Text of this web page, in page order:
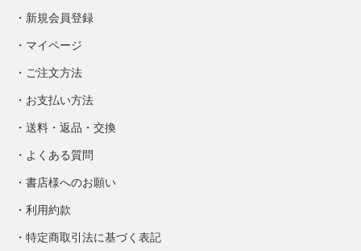
新規会員登録
マイページ
ご注文方法
お支払い方法
送料・返品・交換
よくある質問
書店様へのお願い
利用約款
特定商取引法に基づく表記